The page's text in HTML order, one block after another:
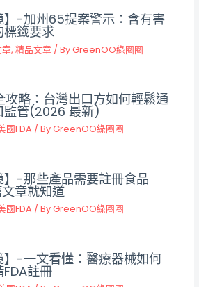
】-加州65提案警示：含有害
籤要求
, 精品文章 / ByGreenOO綠圈圈
攻略：台灣出口方如何輕鬆通
監管(2026 最新)
國FDA / ByGreenOO綠圈圈
】-那些產品需要註冊食品
章就知道
國FDA / ByGreenOO綠圈圈
】-一文看懂：醫療器械如何
註冊